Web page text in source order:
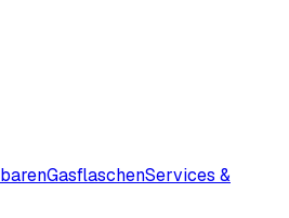
GasflaschenServices &